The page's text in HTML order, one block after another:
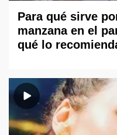
Para qué sirve
manzana en el
qué lo